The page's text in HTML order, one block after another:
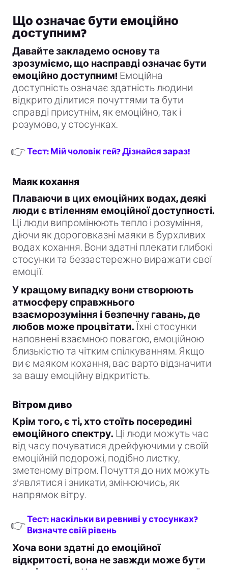
Що означає бути емоційно
доступним?
Давайте закладемо основу та
зрозуміємо, що насправді означає бути
емоційно доступним! Емоційна
доступність означає здатність людини
відкрито ділитися почуттями та бути
справді присутнім, як емоційно, так і
розумово, у стосунках.
👉Тест: Мій чоловік гей? Дізнайся зараз!
Маяк кохання
Плаваючи в цих емоційних водах, деякі
люди є втіленням емоційної доступності.
Ці люди випромінюють тепло і розуміння,
діючи як дороговказні маяки в бурхливих
водах кохання. Вони здатні плекати глибокі
стосунки та беззастережно виражати свої
емоції.
У кращому випадку вони створюють
атмосферу справжнього
взаєморозуміння і безпечну гавань, де
любов може процвітати. Їхні стосунки
наповнені взаємною повагою, емоційною
близькістю та чітким спілкуванням. Якщо
ви є маяком кохання, вас варто відзначити
за вашу емоційну відкритість.
Вітром диво
Крім того, є ті, хто стоїть посередині
емоційного спектру. Ці люди можуть час
від часу почуватися дрейфуючими у своїй
емоційній подорожі, подібно листку,
зметеному вітром. Почуття до них можуть
з’являтися і зникати, змінюючись, як
напрямок вітру.
👉Тест: наскільки ви ревниві у стосунках?
Визначте свій рівень
Хоча вони здатні до емоційної
відкритості, вона не завжди може бути